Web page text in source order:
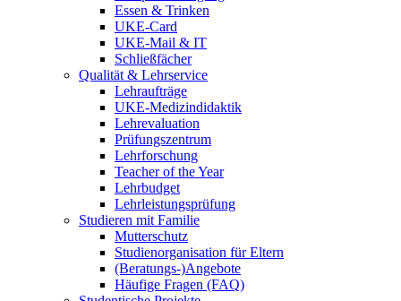
Essen & Trinken
UKE-Card
UKE-Mail & IT
Schließfächer
Qualität & Lehrservice
Lehraufträge
UKE-Medizindidaktik
Lehrevaluation
Prüfungszentrum
Lehrforschung
Teacher of the Year
Lehrbudget
Lehrleistungsprüfung
Studieren mit Familie
Mutterschutz
Studienorganisation für Eltern
(Beratungs-)Angebote
Häufige Fragen (FAQ)